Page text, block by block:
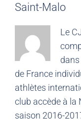
Saint-Malo
Le
de France
athlètes
club accède à la
saison 2016-